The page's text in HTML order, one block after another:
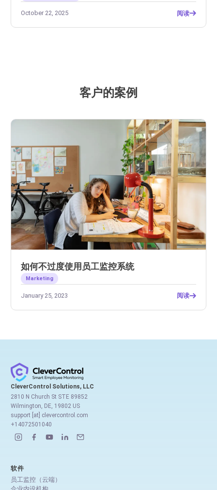
October 22, 2025 阅读
客户的案例
如何不过度使用员工监控系统
Marketing
January 25, 2023 阅读
CleverControl Solutions, LLC
2810 N Church St STE 89852
Wilmington, DE, 19802 US
support [at] clevercontrol.com
+14072501040
软件
员工监控（云端）